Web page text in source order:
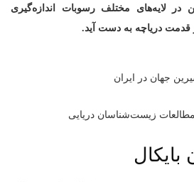
لایه‌های مختلف رسوبات اندازه‌گیری
قدمت دریاچه به دست آید.
جهان در ایران
مطالعات زیست‌شناسان دریایی
بایکال